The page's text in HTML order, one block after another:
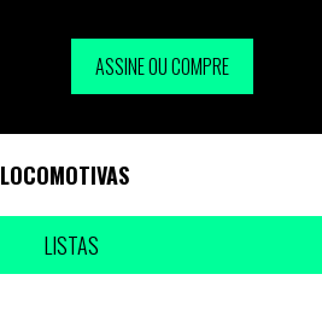
ASSINE OU COMPRE
LOCOMOTIVAS
LISTAS